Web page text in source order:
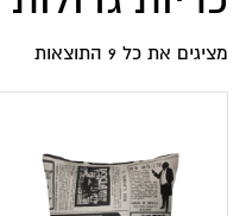
מציגים את כל ⁦9⁩ התוצאות